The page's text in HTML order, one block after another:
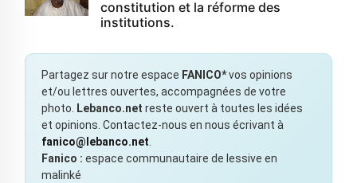
constitution et la réforme des
institutions.
Partagez sur notre espace FANICO*vos opinions
et/ou lettres ouvertes, accompagnées de votre
photo.
Lebanco.net reste ouvert à toutes les idées
et opinions. Contactez-nous en nous écrivant à
fanico@lebanco.net
Fanico : espace communautaire de lessive en
malinké